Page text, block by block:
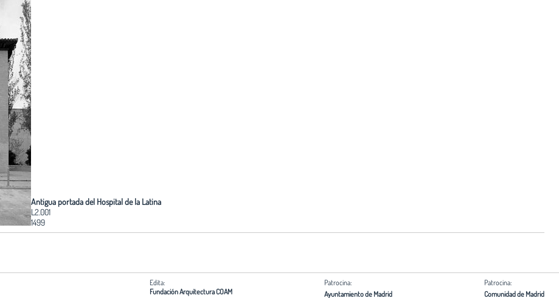
Antigua portada del Hospital de la Latina
L2.001
1499
Edita:
Fundación Arquitectura COAM
Patrocina:
Ayuntamiento de Madrid
Patrocina:
Comunidad de Madrid